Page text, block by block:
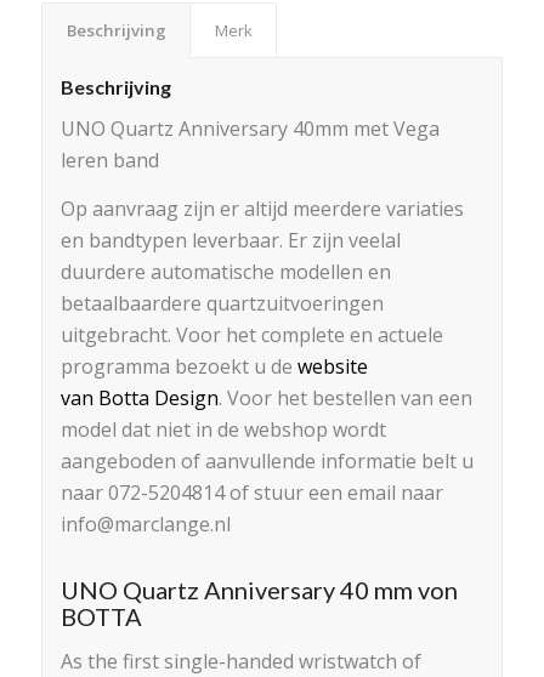
Beschrijving Merk
Beschrijving
UNO Quartz Anniversary 40mm met Vega
leren band
Op aanvraag zijn er altijd meerdere variaties
en bandtypen leverbaar. Er zijn veelal
duurdere automatische modellen en
betaalbaardere quartzuitvoeringen
uitgebracht. Voor het complete en actuele
programma bezoekt u de website
van Botta Design. Voor het bestellen van een
model dat niet in de webshop wordt
aangeboden of aanvullende informatie belt u
naar 072-5204814 of stuur een email naar
info@marclange.nl
UNO Quartz Anniversary 40 mm von
BOTTA
As the first single-handed wristwatch of